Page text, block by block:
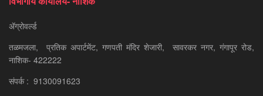
ॲग्रोवर्ल्ड
तळमजला, प्रतिक अपार्टमेंट, गणपती मंदिर शेजारी, सावरकर नगर, गंगापूर रोड,
नाशिक- 422222
संपर्क : 9130091623